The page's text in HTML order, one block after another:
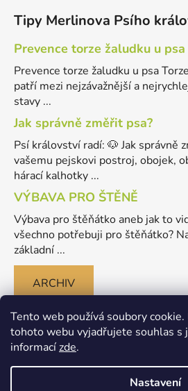
Tento web používá soubory
tohoto webu vyjadřujete souhlas s
informacízde.
Nastavení
Tipy Merlinova Psího
Prevence torze žaludku u psa
Prevence torze žaludku u psa
patří mezi nejzávažnější a
stavy ...
Jak správně změřit psa?
Psí království radí: 🐶 Jak správně
vašemu pejskovi postroj, obojek,
hárací kalhotky ...
VÝBAVA PRO ŠTĚNĚ
Výbava pro štěňátko aneb jak to
všechno potřebuji pro štěňátko?
základní ...
ARCHIV